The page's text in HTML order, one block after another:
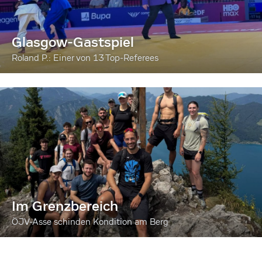
Glasgow-Gastspiel
Roland P.: Einer von 13 Top-Referees
Im Grenzbereich
ÖJV-Asse schinden Kondition am Berg